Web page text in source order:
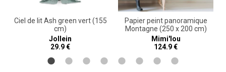
Ciel de lit Ash green vert (155
cm)
Jollein
29.9 €
Papier peint panoramique
Montagne (250 x 200 cm)
Mimi'lou
124.9 €